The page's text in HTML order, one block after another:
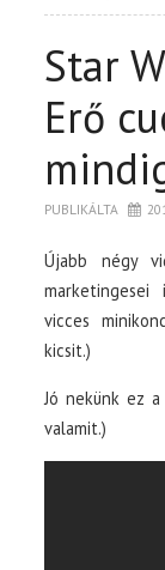
Star
Erő
PUBLIKÁLTA
Újabb négy
vicces
kicsit.)
Jó nekünk ez
valamit.)